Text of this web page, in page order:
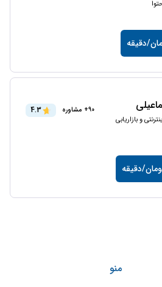
و بازاریابی
90+ مشاوره 4.3
منو